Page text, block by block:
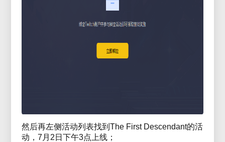
然后再左侧活动列表找到The First Descendant的活
动，7月2日下午3点上线；